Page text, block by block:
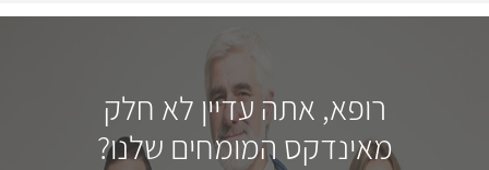
רופא, אתה עדיין לא חלק
מאינדקס המומחים שלנו?